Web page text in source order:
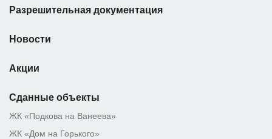
Разрешительная документация
Новости
Акции
Сданные объекты
ЖК «Подкова на Ванеева»
ЖК «Дом на Горького»